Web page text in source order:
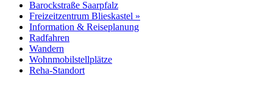
Barockstraße Saarpfalz
Freizeitzentrum Blieskastel »
Information & Reiseplanung
Radfahren
Wandern
Wohnmobilstellplätze
Reha-Standort